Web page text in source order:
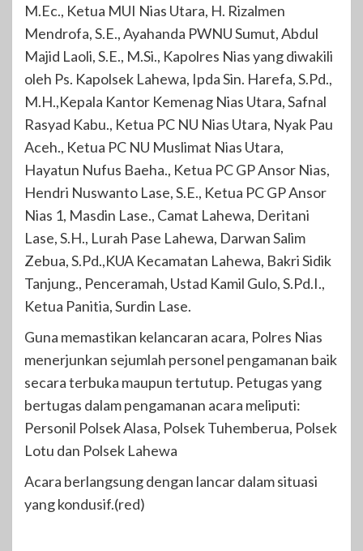
M.Ec., Ketua MUI Nias Utara, H. Rizalmen
Mendrofa, S.E., Ayahanda PWNU Sumut, Abdul
Majid Laoli, S.E., M.Si., Kapolres Nias yang diwakili
oleh Ps. Kapolsek Lahewa, Ipda Sin. Harefa, S.Pd.,
M.H.,Kepala Kantor Kemenag Nias Utara, Safnal
Rasyad Kabu., Ketua PC NU Nias Utara, Nyak Pau
Aceh., Ketua PC NU Muslimat Nias Utara,
Hayatun Nufus Baeha., Ketua PC GP Ansor Nias,
Hendri Nuswanto Lase, S.E., Ketua PC GP Ansor
Nias 1, Masdin Lase., Camat Lahewa, Deritani
Lase, S.H., Lurah Pase Lahewa, Darwan Salim
Zebua, S.Pd.,KUA Kecamatan Lahewa, Bakri Sidik
Tanjung., Penceramah, Ustad Kamil Gulo, S.Pd.I.,
Ketua Panitia, Surdin Lase.
Guna memastikan kelancaran acara, Polres Nias
menerjunkan sejumlah personel pengamanan baik
secara terbuka maupun tertutup. Petugas yang
bertugas dalam pengamanan acara meliputi:
Personil Polsek Alasa, Polsek Tuhemberua, Polsek
Lotu dan Polsek Lahewa
Acara berlangsung dengan lancar dalam situasi
yang kondusif.(red)